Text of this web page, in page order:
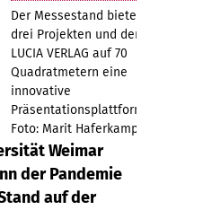
Der Messestand bietet
drei Projekten und dem
LUCIA VERLAG auf 70
Quadratmetern eine
innovative
Präsentationsplattform.
Foto: Marit Haferkamp
Weimar
der Pandemie
auf der